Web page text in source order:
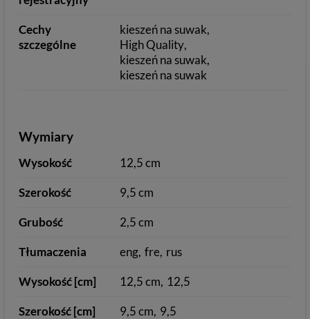
Cechy
szczególne
kieszeń na suwak
High Quality
kieszeń na suwak
kieszeń na suwak
Wymiary
Wysokość 12,5 cm
Szerokość 9,5 cm
Grubość 2,5 cm
Tłumaczenia eng fre rus
Wysokość [cm] 12,5 cm 12,5
Szerokość [cm] 9,5 cm 9,5